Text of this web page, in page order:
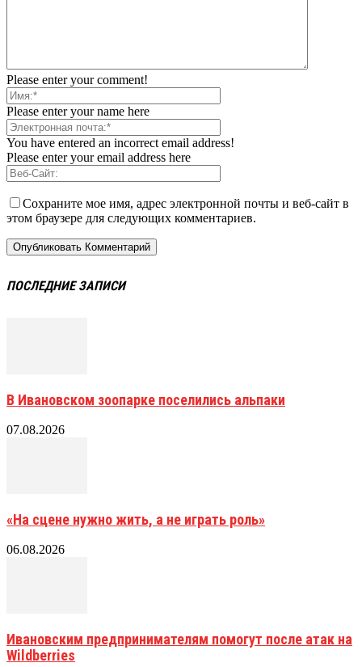
Please enter your comment!
Please enter your name here
You have entered an incorrect email address!
Please enter your email address here
Сохраните мое имя, адрес электронной почты и веб-сайт в
этом браузере для следующих комментариев.
ПОСЛЕДНИЕ ЗАПИСИ
В Ивановском зоопарке поселились альпаки
07.08.2026
«На сцене нужно жить, а не играть роль»
06.08.2026
Ивановским предпринимателям помогут после атак на
Wildberries